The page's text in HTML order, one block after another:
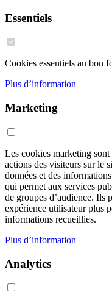
Essentiels
Cookies essentiels au bon
Plus d’information
Marketing
Les cookies marketing
actions des visiteurs sur le
données et des
qui permet aux services
de groupes d’audience. Ils
expérience utilisateur plus
informations recueillies.
Plus d’information
Analytics